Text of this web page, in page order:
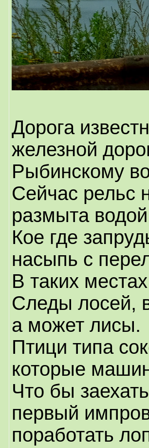
Дорога
железной
Рыбинскому
Сейчас рельс
размыта
Кое где
насыпь с
В таких
Следы лосей,
а может лисы.
Птици типа
которые
Что бы
первый
поработать